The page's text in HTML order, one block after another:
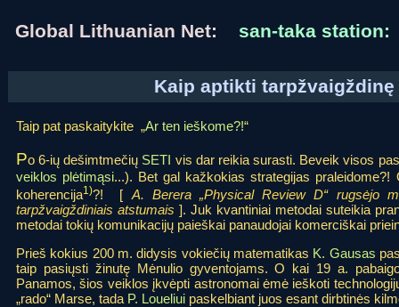
Global Lithuanian Net: san-taka station:
Kaip aptikti
Taip pat paskaitykite „Ar ten ieškome?!“
Po 6-ių dešimtmečių SETI vis dar reikia surasti. Beveik visos
veiklos plėtimąsi...). Bet gal kažkokias strategijas
koherencija1)?! [ A. Berera „Physical Review D“ rugsėjo
tarpžvaigždiniais atstumais ]. Juk kvantiniai metodai suteikia
metodai tokių komunikacijų paieškai panaudojai komerciškai
Prieš kokius 200 m. didysis vokiečių matematikas K. Gausas
taip pasiųsti žinutę Mėnulio gyventojams. O kai 19 a.
Panamos, šios veiklos įkvėpti astronomai ėmė ieškoti
„rado“ Marse, tada P. Loueliui paskelbiant juos esant dirbtinės